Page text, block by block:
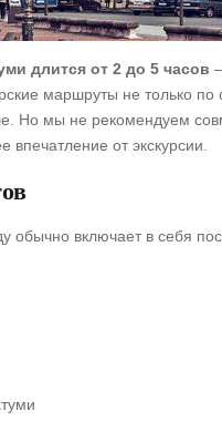
длится от 2 до 5 часов
маршруты не только
Но мы не рекомендуем
от экскурсии.
обычно включает в себя